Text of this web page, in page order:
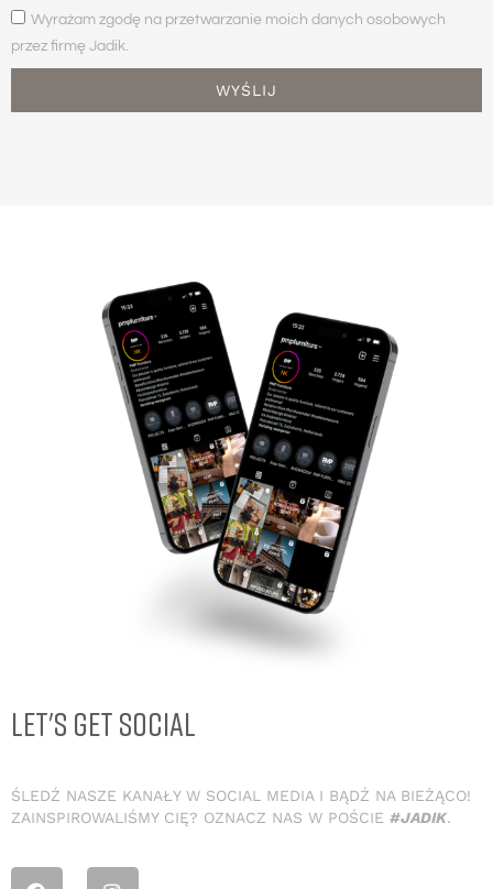
Wyrażam zgodę na przetwarzanie moich danych osobowych
przez firmę Jadik.
WYŚLIJ
LET'S GET SOCIAL
ŚLEDŹ NASZE KANAŁY W SOCIAL MEDIA I BĄDŹ NA BIEŻĄCO!
ZAINSPIROWALIŚMY CIĘ? OZNACZ NAS W POŚCIE #JADIK.